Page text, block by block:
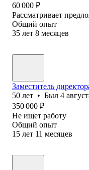
60 000 ₽
Рассматривает
Общий опыт
35 лет 8 месяцев
Заместитель
50 лет • Был 4
350 000 ₽
Не ищет работу
Общий опыт
15 лет 11 месяцев